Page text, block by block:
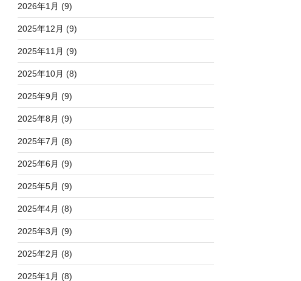
2026年1月 (9)
2025年12月 (9)
2025年11月 (9)
2025年10月 (8)
2025年9月 (9)
2025年8月 (9)
2025年7月 (8)
2025年6月 (9)
2025年5月 (9)
2025年4月 (8)
2025年3月 (9)
2025年2月 (8)
2025年1月 (8)